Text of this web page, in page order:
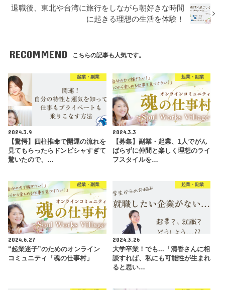
退職後、東北や台湾に旅行をしながら朝好きな時間
に起きる理想の生活を体験！
RECOMMEND こちらの記事も人気です。
起業・副業
2024.3.9
【驚愕】四柱推命で開運の流れを
見てもらったらドンピシャすぎて
驚いたので、…
起業・副業
2024.3.3
【募集】副業・起業、1人でがん
ばらずに仲間と楽しく理想のライ
フスタイルを…
起業・副業
2024.6.27
“起業迷子”のためのオンライン
コミュニティ「魂の仕事村」
起業・副業
2024.3.26
大学卒業！でも...「清香さんに相
談すれば、私にも可能性が生まれ
ると思い…